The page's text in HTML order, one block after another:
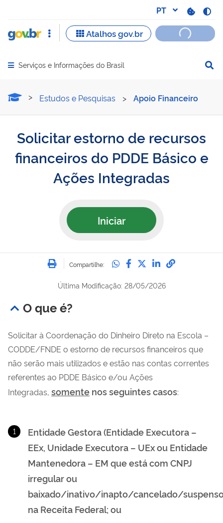
Abrir menu principal de navegação
Serviços e Informações do Brasil
Solicitar estorno de
Estudos e Pesquisas > Apoio Financeiro
Solicitar estorno de recursos
financeiros do PDDE Básico e
Ações Integradas
Iniciar
Imprimir
Compartilhe: Compartilhe no
Compartilhe no
Compartilhe no
Compartilhe
Última Modificação: 28/05/2026
O que é?
Solicitar à Coordenação do Dinheiro Direto na Escola –
CODDE/FNDE o estorno de recursos financeiros que
não serão mais utilizados e estão nas contas correntes
referentes ao PDDE Básico e/ou Ações
Integradas, somente nos seguintes casos:
Entidade Gestora (Entidade Executora –
EEx, Unidade Executora – UEx ou Entidade
Mantenedora – EM que está com CNPJ
irregular ou
baixado/inativo/inapto/cancelado/
na Receita Federal; ou